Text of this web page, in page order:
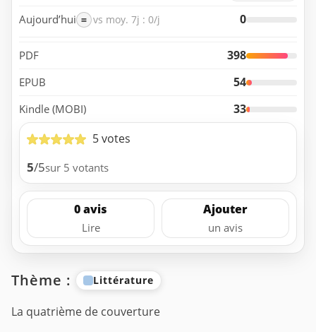
Aujourd’hui = vs moy. 7j : 0/j 0
PDF 398
EPUB 54
Kindle (MOBI)
33
5 votes
5/5sur 5 votants
0 avis
Lire
Ajouter
un avis
Thème : Littérature
La quatrième de couverture